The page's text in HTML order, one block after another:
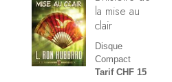
la mise au
clair
Disque
Compact
Tarif CHF 15